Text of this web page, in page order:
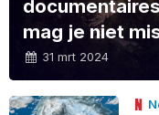
mag je niet
31 mrt 2024